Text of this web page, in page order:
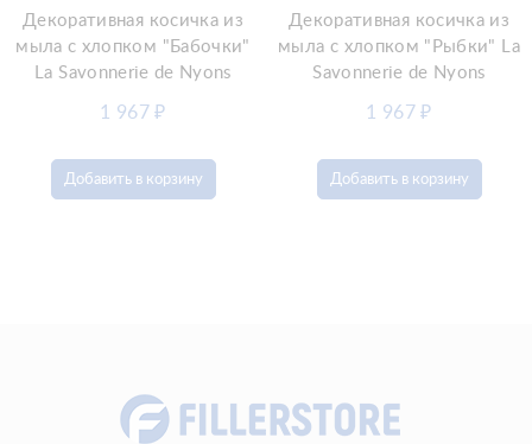
Добавить в корзину
Декоративная косичка из
мыла с хлопком "Бабочки"
La Savonnerie de Nyons
1 967₽
Добавить в корзину
Декоративная косичка из
мыла с хлопком "Рыбки" La
Savonnerie de Nyons
1 967₽